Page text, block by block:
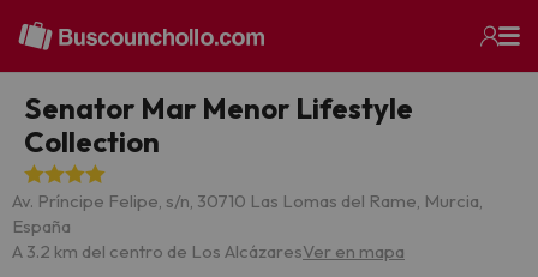
Senator Mar Menor Lifestyle
Collection
Av. Príncipe Felipe, s/n, 30710 Las Lomas del Rame, Murcia,
España
A 3.2 km del centro de Los AlcázaresVer en mapa